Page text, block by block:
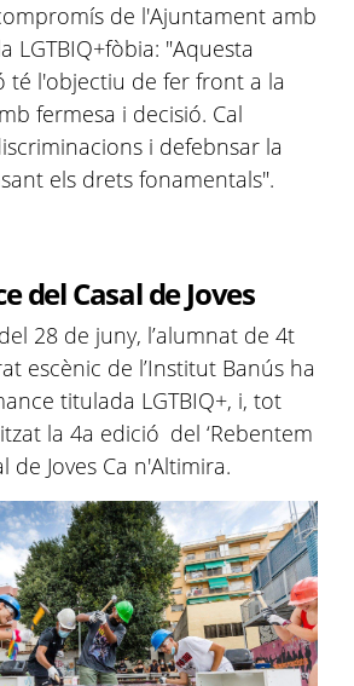
de l'Ajuntament amb
LGTBIQ+fòbia: "Aquesta
té l'objectiu de fer front a la
fermesa i decisió. Cal
i defebnsar la
els drets fonamentals".
del Casal de Joves
28 de juny, l’alumnat de 4t
escènic de l’Institut Banús ha
titulada LGTBIQ+, i, tot
la 4a edició del ‘Rebentem
de Joves Ca n'Altimira.